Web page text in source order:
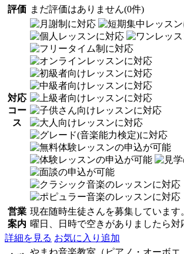
評価 まだ評価はありません(0件)
対応
コー
ス
営業
案内
現在随時生徒さんを募集しています
曜日、日時で空きがありましたら対
詳細を見る お気に入り追加
やまね音楽教室（ピアノ・オーボエ